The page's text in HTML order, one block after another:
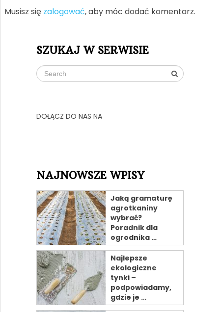
Musisz się zalogować, aby móc dodać komentarz.
SZUKAJ W SERWISIE
DOŁĄCZ DO NAS NA
NAJNOWSZE WPISY
Jaką gramaturę
agrotkaniny
wybrać?
Poradnik dla
ogrodnika …
Najlepsze
ekologiczne
tynki –
podpowiadamy,
gdzie je …